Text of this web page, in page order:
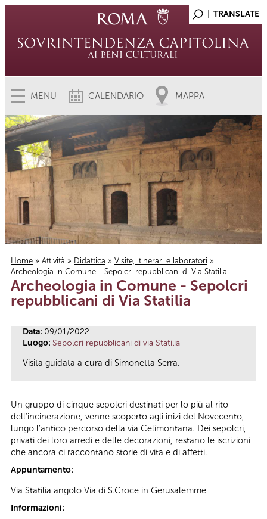
MENU CALENDARIO MAPPA
Tu sei qui
Home » Attività » Didattica » Visite, itinerari e laboratori »
Archeologia in Comune - Sepolcri repubblicani di Via Statilia
Archeologia in Comune - Sepolcri
repubblicani di Via Statilia
Data: 09/01/2022
Luogo: Sepolcri repubblicani di via Statilia
Visita guidata a cura di Simonetta Serra.
Un gruppo di cinque sepolcri destinati per lo più al rito
dell’incinerazione, venne scoperto agli inizi del Novecento,
lungo l’antico percorso della via Celimontana. Dei sepolcri,
privati dei loro arredi e delle decorazioni, restano le iscrizioni
che ancora ci raccontano storie di vita e di affetti.
Appuntamento:
Via Statilia angolo Via di S.Croce in Gerusalemme
Informazioni: